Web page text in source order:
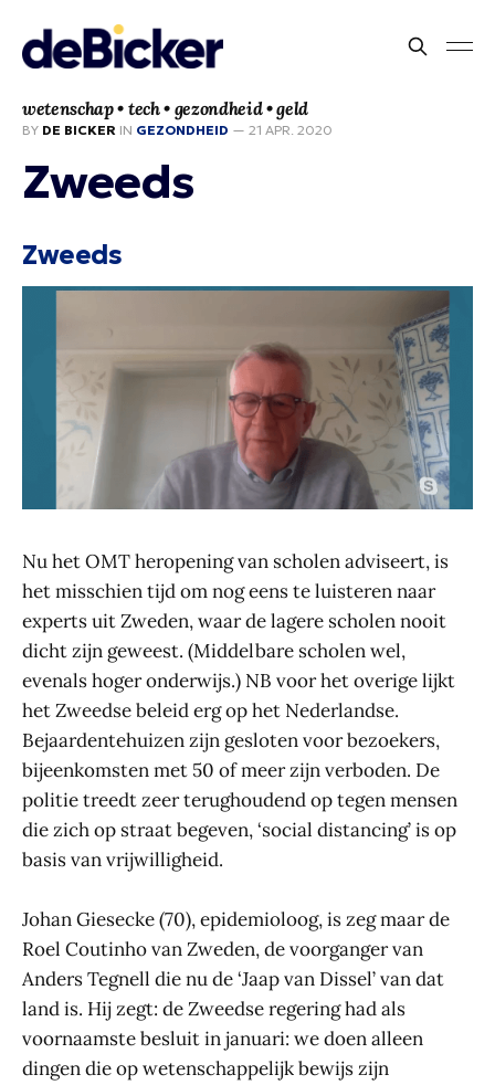
wetenschap • tech • gezondheid • geld
BY DE BICKER IN GEZONDHEID — 21 APR. 2020
Zweeds
Zweeds
Nu het OMT heropening van scholen adviseert, is
het misschien tijd om nog eens te luisteren naar
experts uit Zweden, waar de lagere scholen nooit
dicht zijn geweest. (Middelbare scholen wel,
evenals hoger onderwijs.) NB voor het overige lijkt
het Zweedse beleid erg op het Nederlandse.
Bejaardentehuizen zijn gesloten voor bezoekers,
bijeenkomsten met 50 of meer zijn verboden. De
politie treedt zeer terughoudend op tegen mensen
die zich op straat begeven, ‘social distancing’ is op
basis van vrijwilligheid.
Johan Giesecke (70), epidemioloog, is zeg maar de
Roel Coutinho van Zweden, de voorganger van
Anders Tegnell die nu de ‘Jaap van Dissel’ van dat
land is. Hij zegt: de Zweedse regering had als
voornaamste besluit in januari: we doen alleen
dingen die op wetenschappelijk bewijs zijn